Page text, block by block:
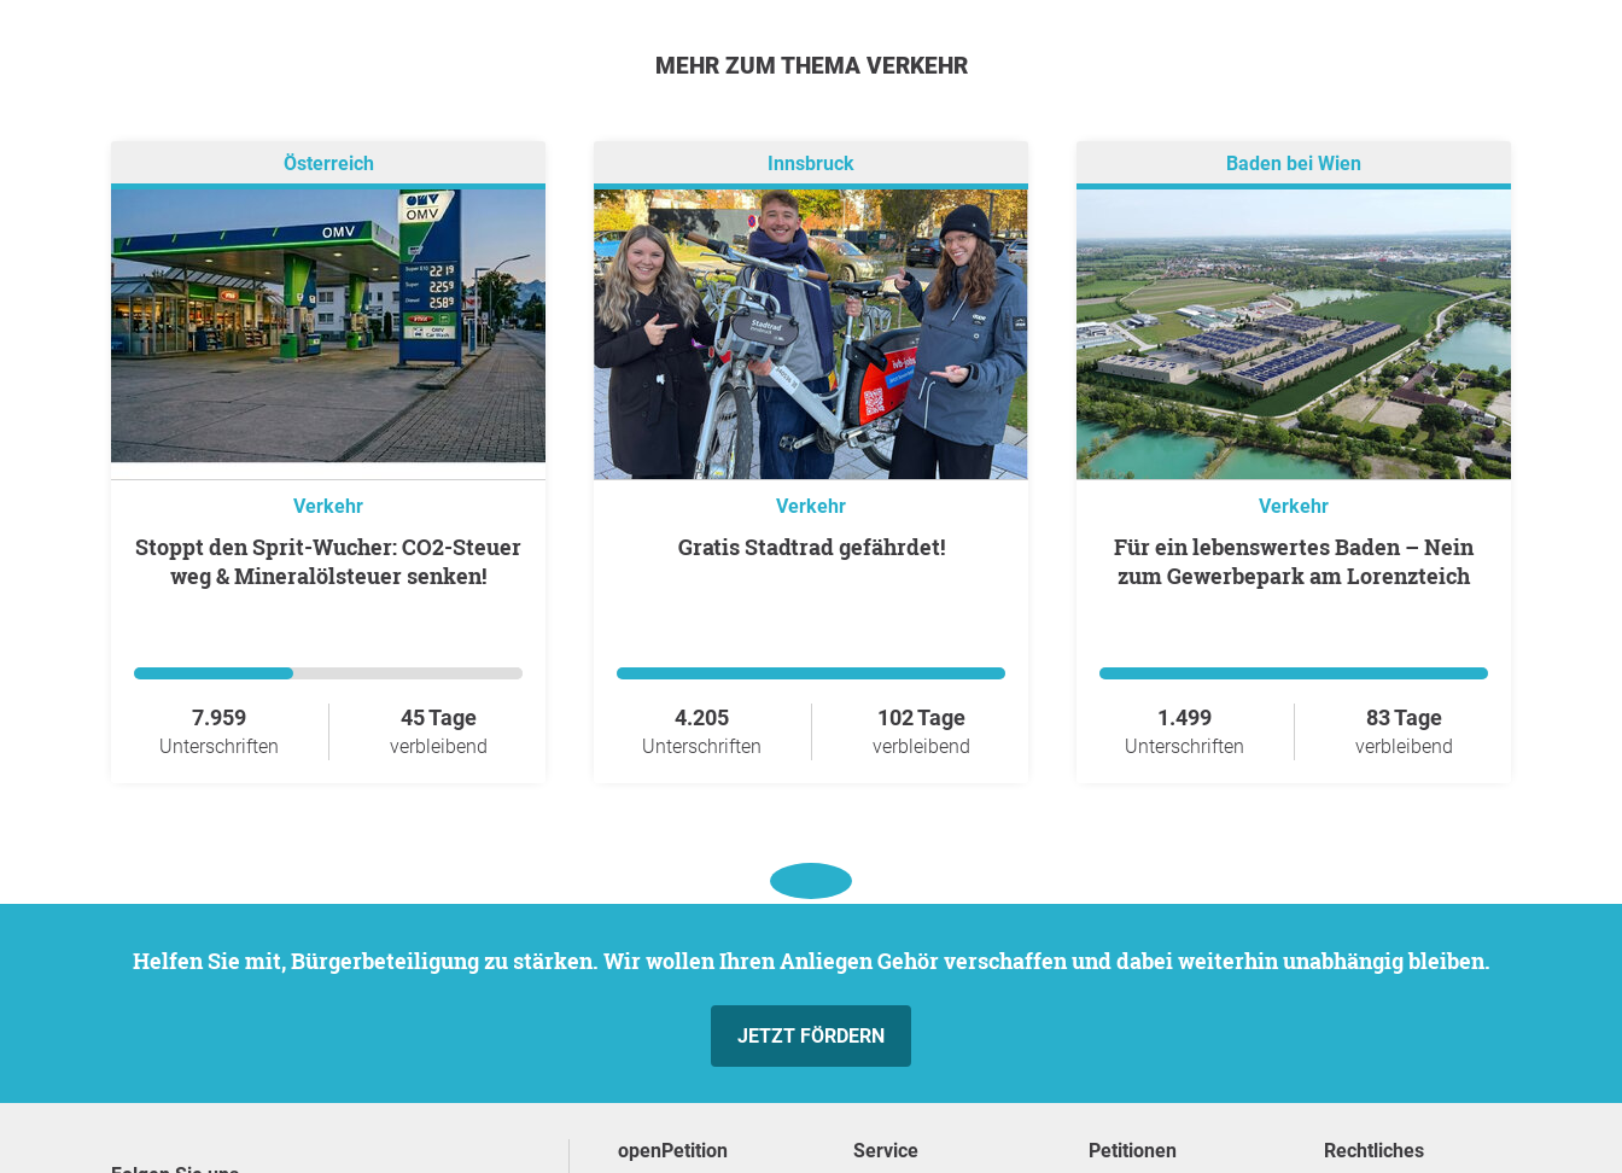
MEHR ZUM THEMA VERKEHR
Österreich
Verkehr
Stoppt den Sprit-Wucher: CO2-Steuer
weg & Mineralölsteuer senken!
7.959
Unterschriften
45 Tage
verbleibend
Innsbruck
Verkehr
Gratis Stadtrad gefährdet!
4.205
Unterschriften
102 Tage
verbleibend
Baden bei Wien
Verkehr
Für ein lebenswertes Baden – Nein
zum Gewerbepark am Lorenzteich
1.499
Unterschriften
83 Tage
verbleibend
Helfen Sie mit, Bürgerbeteiligung zu stärken. Wir wollen Ihren Anliegen Gehör verschaffen und dabei weiterhin unabhängig bleiben.
JETZT FÖRDERN
openPetition Service Petitionen Rechtliches